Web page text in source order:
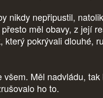
nikdy nepřipustil,
měl obavy, z její
který pokrývali dlouhé,
všem. Měl nadvládu,
ho to.